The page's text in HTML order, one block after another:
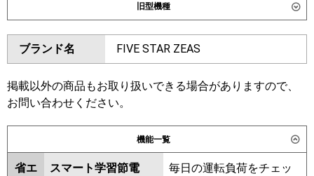
東芝
三菱電機 PDZX-DHRMP80G6
ZRMP80G6
日立 RCB-GP80RGHP9
三菱重工 FDRZ806HP6S-sil FDRZ806HP6S-
パナソニック
旧型機種
ダイキン SSRB80CTD SSRB80BYTD
SSRB80BFTD SSRB80BCTD
東芝
三菱電機 PDZX-DHRMP80G5
ZRMP80G5 PDZX-DHRMP80G4
PDZX-ZRMP80G4
DHRMP80G3
PDZX-ZRMP80G3
ブランド名 FIVE STAR ZEAS
掲載以外の商品もお取り扱いできる場合がありますので、
お問い合わせください。
機能一覧
省エ
スマート学習節電
毎日の運転負荷をチェッ